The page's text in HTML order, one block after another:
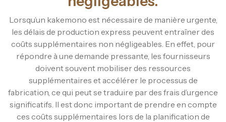
Lorsqu’un kakemono est nécessaire de manière urgente,
les délais de production express peuvent entraîner des
coûts supplémentaires non négligeables. En effet, pour
répondre à une demande pressante, les fournisseurs
doivent souvent mobiliser des ressources
supplémentaires et accélérer le processus de
fabrication, ce qui peut se traduire par des frais d’urgence
significatifs. Il est donc important de prendre en compte
ces coûts supplémentaires lors de la planification de